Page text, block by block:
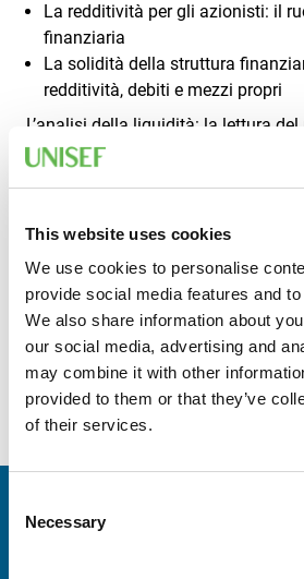
This website uses cookies
We use cookies to personalise
provide social media features and
We also share information about
our social media, advertising and
may combine it with other
provided to them or that they’ve
of their services.
Selection
Necessary
La redditività per gli azionisti: il
finanziaria
La solidità della struttura
redditività, debiti e mezzi propri
L’analisi della liquidità: la lettura
finanziario
La liquidità generata dalla
degli investimenti
Il ruolo delle operazioni finanziarie
A CHI È RIVOLTO
Imprenditori, direttori generali,
funzioni non finanziarie di PMI
RELATORI